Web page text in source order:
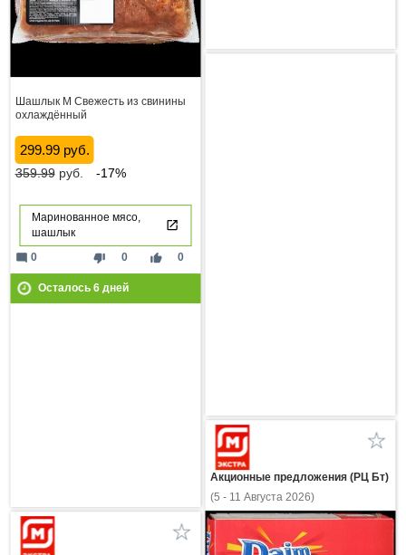
Шашлык М Свежесть из свинины
охлаждённый
299.99 руб.
359.99руб. -17%
Маринованное мясо,
шашлык
thumb_down 0 thumb_up 0
mode_comment 0
Осталось 6дней
Акционные предложения (РЦ Бт)
(5 - 11 Августа 2026)